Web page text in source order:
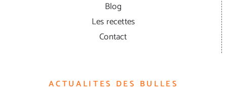
Blog
Les recettes
Contact
ACTUALITES DES BULLES